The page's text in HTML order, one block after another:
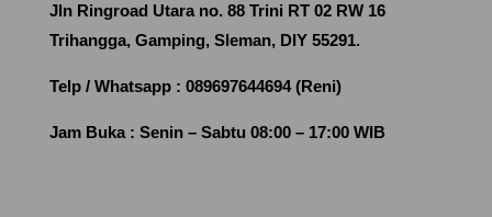
Jln Ringroad Utara no. 88 Trini RT 02 RW 16
Trihangga, Gamping, Sleman, DIY 55291.
Telp / Whatsapp : 089697644694 (Reni)
Jam Buka : Senin – Sabtu 08:00 – 17:00 WIB